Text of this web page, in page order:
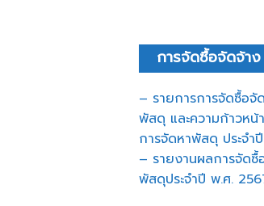
การจัดซื้อจัดจ้าง
– รายการการจัดซื้อจั
พัสดุ และความก้าวหน้
การจัดหาพัสดุ ประจำ
– รายงานผลการจัดซื้
พัสดุประจำปี พ.ศ.